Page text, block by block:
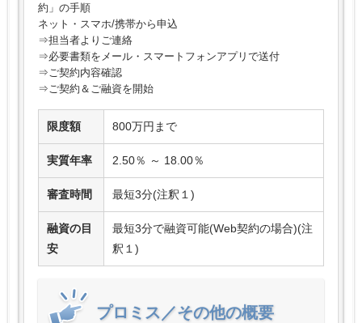
約」の手順
ネット・スマホ/携帯から申込
⇒担当者よりご連絡
⇒必要書類をメール・スマートフォンアプリで送付
⇒ご契約内容確認
⇒ご契約＆ご融資を開始
限度額 800万円まで
実質年率 2.50％ ～ 18.00％
審査時間 最短3分(注釈１)
融資の目
安
最短3分で融資可能(Web契約の場合)(注
釈１)
プロミス／その他の概要